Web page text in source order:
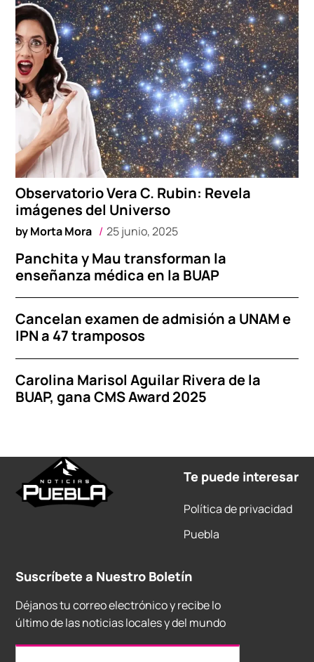
Observatorio Vera C. Rubin: Revela
imágenes del Universo
byMorta Mora 25 junio, 2025
Panchita y Mau transforman la
enseñanza médica en la BUAP
Cancelan examen de admisión a UNAM e
IPN a 47 tramposos
Carolina Marisol Aguilar Rivera de la
BUAP, gana CMS Award 2025
Te puede interesar
Política de privacidad
Puebla
Suscríbete a Nuestro Boletín
Déjanos tu correo electrónico y recibe lo
último de las noticias locales y del mundo